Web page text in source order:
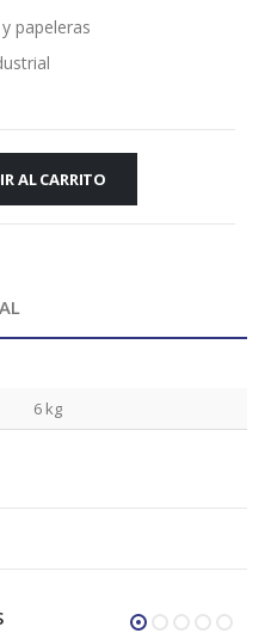
papeleras
AL CARRITO
6 kg